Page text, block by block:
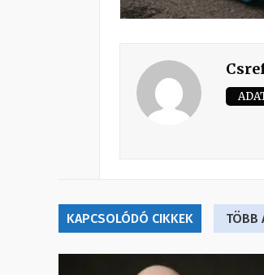
KAPCSOLÓDÓ CIKKEK TÖBB